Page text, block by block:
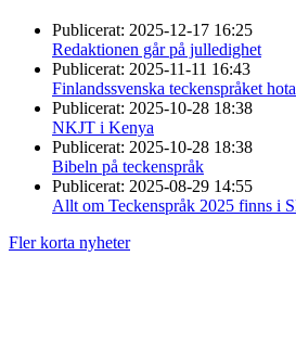
Publicerat: 2025-12-17 16:25
Redaktionen går på julledighet
Publicerat: 2025-11-11 16:43
Finlandssvenska teckenspråket
Publicerat: 2025-10-28 18:38
NKJT i Kenya
Publicerat: 2025-10-28 18:38
Bibeln på teckenspråk
Publicerat: 2025-08-29 14:55
Allt om Teckenspråk 2025 finns i
Fler korta nyheter